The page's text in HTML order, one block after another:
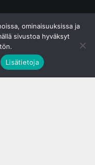
ominaisuuksissa ja
sivustoa hyväksyt
Lisätietoja